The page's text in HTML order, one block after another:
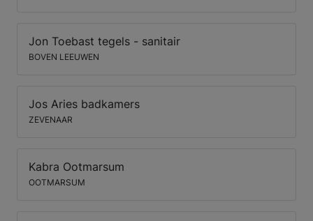
Jon Toebast tegels - sanitair
BOVEN LEEUWEN
Jos Aries badkamers
ZEVENAAR
Kabra Ootmarsum
OOTMARSUM